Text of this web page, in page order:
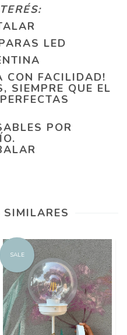
LED
CON FACILIDAD!
SIEMPRE QUE EL
POR
SIMILARES
SALE